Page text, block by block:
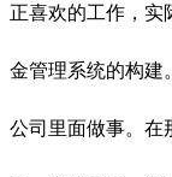
正喜欢的工作，实
金管理系统的构建
公司里面做事。在